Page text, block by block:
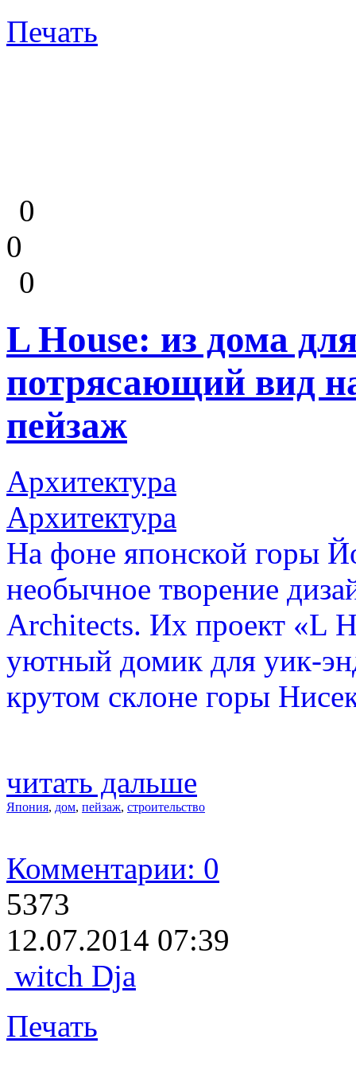
Печать
0
0
0
L House: из дома
потрясающий вид
пейзаж
Архитектура
Архитектура
На фоне японской горы
необычное творение
Architects. Их проект «L
уютный домик для уик-
крутом склоне горы
читать дальше
Япония, дом, пейзаж, строительство
Комментарии: 0
5373
12.07.2014 07:39
witch Dja
Печать